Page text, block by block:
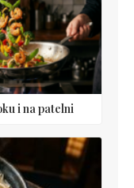
i na patelni